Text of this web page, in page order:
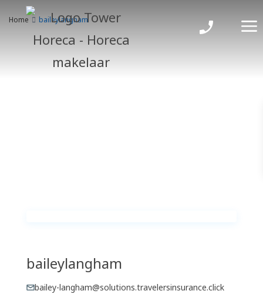
Home baileylangham
baileylangham
bailey-langham@solutions.travelersinsurance.click